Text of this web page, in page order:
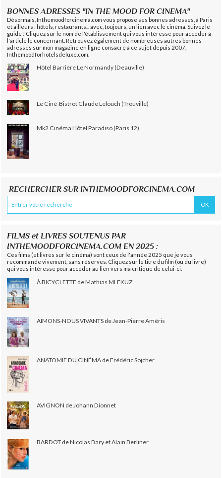
BONNES ADRESSES "IN THE MOOD FOR CINEMA"
Désormais, Inthemoodforcinema.com vous propose ses bonnes adresses, à Paris
et ailleurs : hôtels, restaurants... avec, toujours, un lien avec le cinéma. Suivez le
guide ! Cliquez sur le nom de l'établissement qui vous intéresse pour accéder à
l'article le concernant. Retrouvez également de nombreuses autres bonnes
adresses sur mon magazine en ligne consacré à ce sujet depuis 2007,
Inthemoodforhotelsdeluxe.com.
Hôtel Barrière Le Normandy (Deauville)
Le Ciné-Bistrot Claude Lelouch (Trouville)
Mk2 Cinéma Hôtel Paradiso (Paris 12)
RECHERCHER SUR INTHEMOODFORCINEMA.COM
FILMS et LIVRES SOUTENUS PAR
INTHEMOODFORCINEMA.COM EN 2025 :
Ces films (et livres sur le cinéma) sont ceux de l'année 2025 que je vous
recommande vivement, sans réserves. Cliquez sur le titre du film (ou du livre)
qui vous intéresse pour accéder au lien vers ma critique de celui-ci.
À BICYCLETTE de Mathias MLEKUZ
AIMONS-NOUS VIVANTS de Jean-Pierre Améris
ANATOMIE DU CINÉMA de Frédéric Sojcher
AVIGNON de Johann Dionnet
BARDOT de Nicolas Bary et Alain Berliner